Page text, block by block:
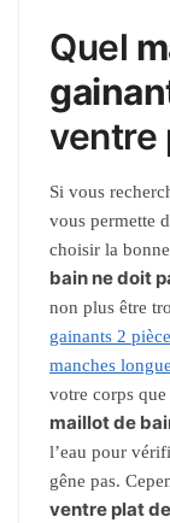
Quel
ventre
Si vous
vous permette
choisir la
bain ne doit
non plus être
gainants 2
manches
votre corps
maillot de
l’eau pour
gêne pas.
ventre plat